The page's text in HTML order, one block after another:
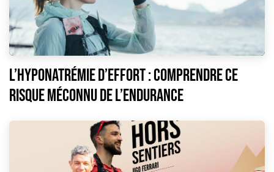
L’hyponatrémie d’effort : comprendre ce
risque méconnu de l’endurance